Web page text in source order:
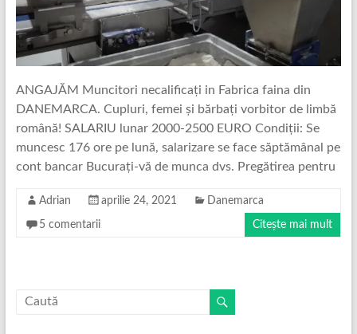
ANGAJĂM Muncitori necalificați in Fabrica faina din
DANEMARCA. Cupluri, femei și bărbați vorbitor de limbă
română! SALARIU lunar 2000-2500 EURO Condiții: Se
muncesc 176 ore pe lună, salarizare se face săptămânal pe
cont bancar Bucurați-vă de munca dvs. Pregătirea pentru
Adrian aprilie 24, 2021 Danemarca
5 comentarii Citește mai mult